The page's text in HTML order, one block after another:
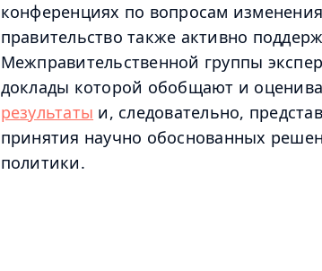
конференциях по вопросам
правительство также активно
Межправительственной группы
доклады которой обобщают и
результаты и, следовательно,
принятия научно обоснованных
политики.